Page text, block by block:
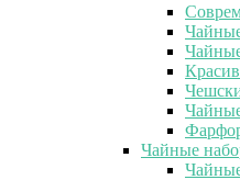
Чайные